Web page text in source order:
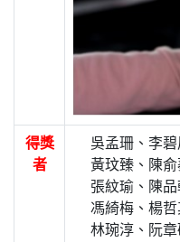
得獎
者
吳孟珊、李
黃玟臻、陳
張紋瑜、陳
馮綺梅、楊
林琬淳、阮